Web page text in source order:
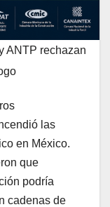
ANTP rechazan
las
en México.
que
podría
cadenas de